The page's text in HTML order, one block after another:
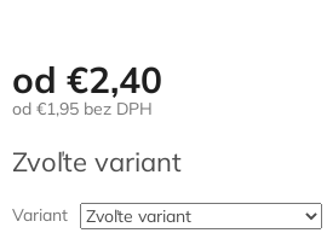
od €2,40
od €1,95 bez DPH
cena:
Zvoľte variant
Variant